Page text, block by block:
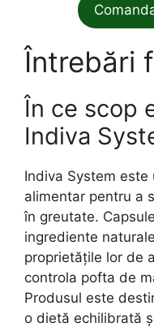
Întrebări
În ce scop
Indiva
Indiva System
alimentar pentru a
în greutate.
ingrediente
proprietățile lor de
controla pofta de
Produsul este
o dietă echilibrată